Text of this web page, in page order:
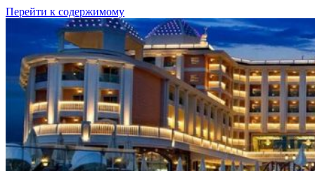
Перейти к содержимому